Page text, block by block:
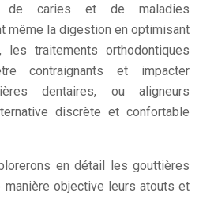
de caries et de maladies
même la digestion en optimisant
les traitements orthodontiques
contraignants et impacter
dentaires, ou aligneurs
discrète et confortable
en détail les gouttières
manière objective leurs atouts et